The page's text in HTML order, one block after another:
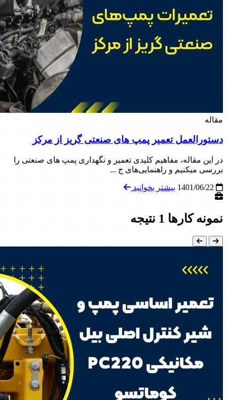
مقاله
دستورالعمل تعمیر پمپ‌ های صنعتی گریز از مرکز
در این مقاله، مفاهیم کلیدی تعمیر و نگهداری پمپ‌ های صنعتی را
بررسی میکنیم و راهنمایی‌های ج ...
بیشتر بخوانید
نمونه کارها 1 نتیجه